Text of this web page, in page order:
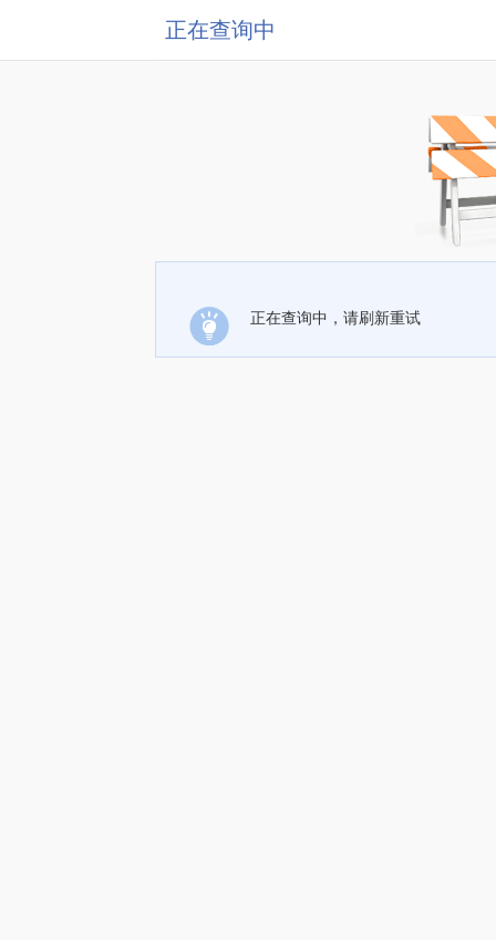
正在查询中
正在查询中，请刷新重试